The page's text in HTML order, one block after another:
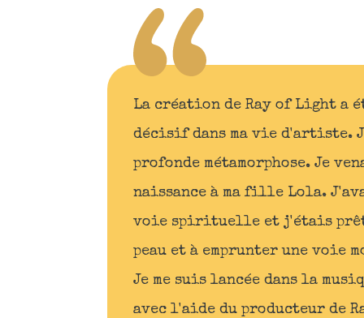
La création de Ray of Light a
décisif dans ma vie d'artiste.
profonde métamorphose. Je
naissance à ma fille Lola.
voie spirituelle et j'étais
peau et à emprunter une voie
Je me suis lancée dans la
avec l'aide du producteur de